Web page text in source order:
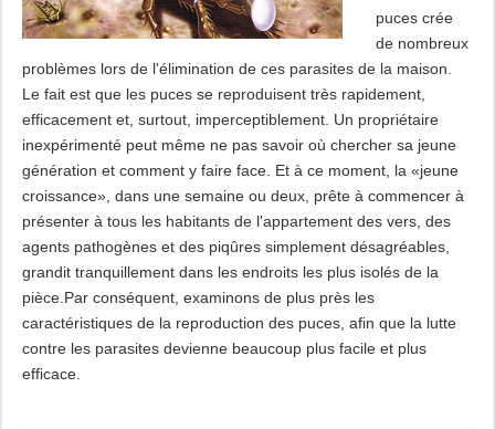
puces crée
de nombreux
problèmes lors de l'élimination de ces parasites de la maison.
Le fait est que les puces se reproduisent très rapidement,
efficacement et, surtout, imperceptiblement. Un propriétaire
inexpérimenté peut même ne pas savoir où chercher sa jeune
génération et comment y faire face. Et à ce moment, la «jeune
croissance», dans une semaine ou deux, prête à commencer à
présenter à tous les habitants de l'appartement des vers, des
agents pathogènes et des piqûres simplement désagréables,
grandit tranquillement dans les endroits les plus isolés de la
pièce.Par conséquent, examinons de plus près les
caractéristiques de la reproduction des puces, afin que la lutte
contre les parasites devienne beaucoup plus facile et plus
efficace.